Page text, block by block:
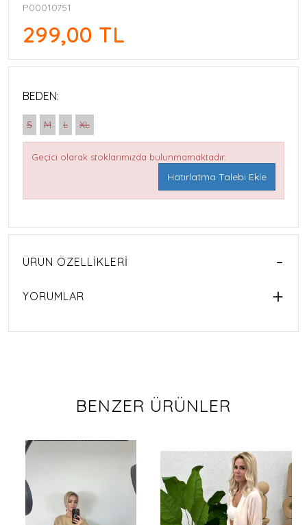
P00010751
299,00 TL
BEDEN:
S M L XL
Geçici olarak stoklarımızda bulunmamaktadır.
Hatırlatma Talebi Ekle
ÜRÜN ÖZELLIKLERI
YORUMLAR
BENZER ÜRÜNLER